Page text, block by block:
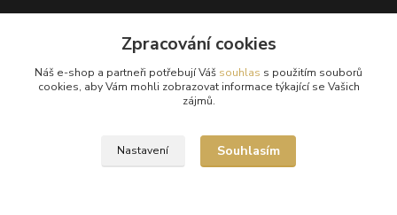
Podmínky užití webového rozhraní
Obchodní podmínky
Ochrana osobních údajů
Zpracování cookies
Náš e-shop a partneři potřebují Váš souhlas s použitím souborů
cookies, aby Vám mohli zobrazovat informace týkající se Vašich
zájmů.
Nastavení Souhlasím